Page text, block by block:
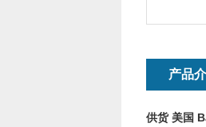
产品
供货 美国